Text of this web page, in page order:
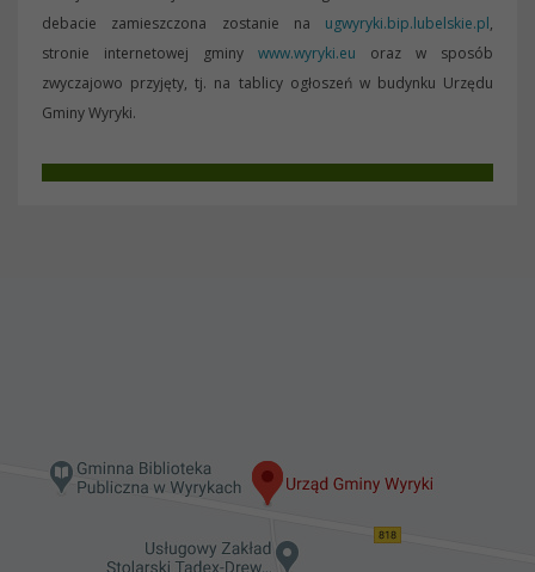
debacie zamieszczona zostanie na ugwyryki.bip.lubelskie.pl,
stronie internetowej gminy www.wyryki.eu oraz w sposób
zwyczajowo przyjęty, tj. na tablicy ogłoszeń w budynku Urzędu
Gminy Wyryki.